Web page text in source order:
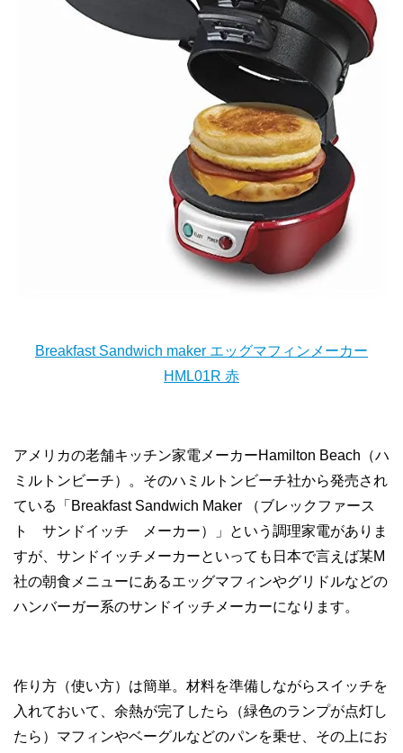
Breakfast Sandwich maker エッグマフィンメーカー
HML01R 赤
アメリカの老舗キッチン家電メーカーHamilton Beach（ハ
ミルトンビーチ）。そのハミルトンビーチ社から発売され
ている「Breakfast Sandwich Maker （ブレックファース
ト サンドイッチ メーカー）」という調理家電がありま
すが、サンドイッチメーカーといっても日本で言えば某M
社の朝食メニューにあるエッグマフィンやグリドルなどの
ハンバーガー系のサンドイッチメーカーになります。
作り方（使い方）は簡単。材料を準備しながらスイッチを
入れておいて、余熱が完了したら（緑色のランプが点灯し
たら）マフィンやベーグルなどのパンを乗せ、その上にお